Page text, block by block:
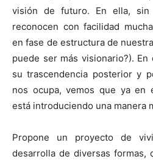
visión de futuro. En ella,
reconocen con facilidad
en fase de estructura de
puede ser más visionario?).
su trascendencia posterior y
nos ocupa, vemos que ya en
está introduciendo una manera
Propone un proyecto de
desarrolla de diversas formas,